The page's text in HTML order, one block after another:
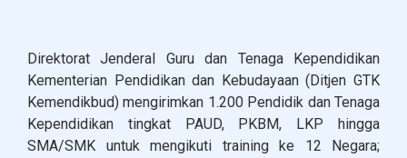
Direktorat Jenderal Guru dan Tenaga Kependidikan
Kementerian Pendidikan dan Kebudayaan (Ditjen GTK
Kemendikbud) mengirimkan 1.200 Pendidik dan Tenaga
Kependidikan tingkat PAUD, PKBM, LKP hingga
SMA/SMK untuk mengikuti training ke 12 Negara;